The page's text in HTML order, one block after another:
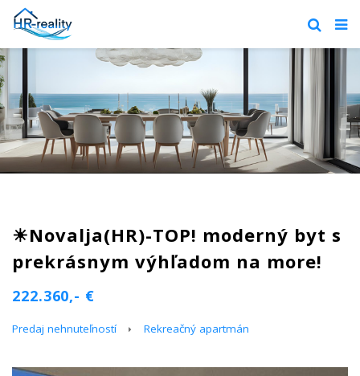
☀Novalja(HR)-TOP! moderný byt s
prekrásnym výhľadom na more!
222.360,- €
Predaj nehnuteľností Rekreačný apartmán